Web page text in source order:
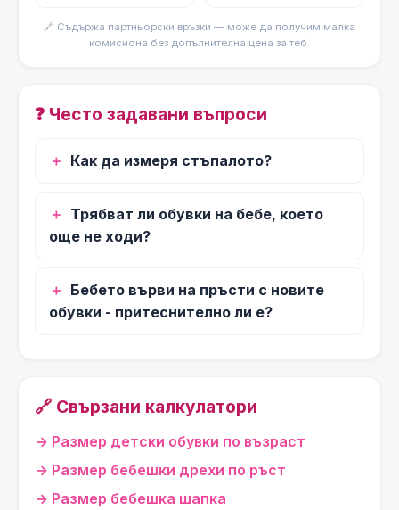
🔗 Съдържа партньорски връзки — може да получим малка
комисиона без допълнителна цена за теб.
❓ Често задавани въпроси
Как да измеря стъпалото?
Трябват ли обувки на бебе, което
още не ходи?
Бебето върви на пръсти с новите
обувки - притеснително ли е?
🔗 Свързани калкулатори
Размер детски обувки по възраст
Размер бебешки дрехи по ръст
Размер бебешка шапка